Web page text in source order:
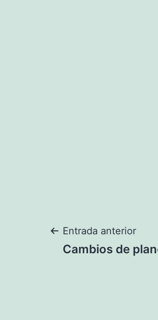
Entrada anterior
Cambios de